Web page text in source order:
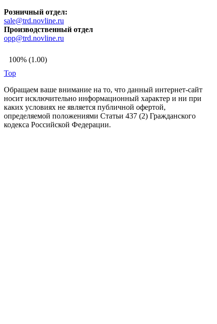
Розничный отдел:
sale@trd.novline.ru
Производственный отдел
opp@trd.novline.ru
100% (1.00)
Top
Обращаем ваше внимание на то, что данный интернет-сайт
носит исключительно информационный характер и ни при
каких условиях не является публичной офертой,
определяемой положениями Статьи 437 (2) Гражданского
кодекса Российской Федерации.